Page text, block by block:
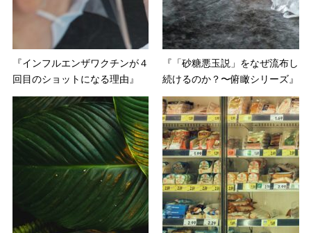
『インフルエンザワクチンが４
回目のショットになる理由』
『「砂糖悪玉説」をなぜ流布し
続けるのか？〜俯瞰シリーズ』